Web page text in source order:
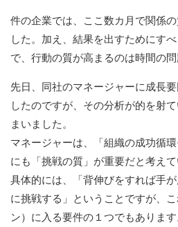
件の企業では、ここ数カ月で関係
した。加え、結果を出すためにす
で、行動の質が高まるのは時間の問
先日、同社のマネージャーに成長
したのですが、その分析が的を射
まいました。
マネージャーは、「組織の成功循
にも「挑戦の質」が重要だと考えて
具体的には、「背伸びをすれば手
に挑戦する」ということですが、
ン）に入る要件の１つでもあります